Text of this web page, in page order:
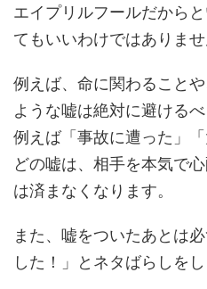
エイプリルフールだから
てもいいわけではありませ
例えば、命に関わること
ような嘘は絶対に避けるべ
例えば「事故に遭った」
どの嘘は、相手を本気で
は済まなくなります。
また、嘘をついたあとは
した！」とネタばらしをし